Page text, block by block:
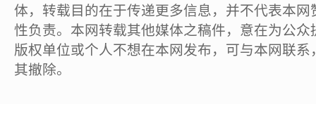
体，转载目的在于传递更多信息，并不代表本
性负责。本网转载其他媒体之稿件，意在为公
版权单位或个人不想在本网发布，可与本网联
其撤除。